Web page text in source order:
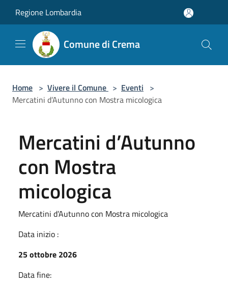
Regione Lombardia
Comune di Crema
Home > Vivere il Comune > Eventi >
Mercatini d’Autunno con Mostra micologica
Mercatini d’Autunno
con Mostra
micologica
Mercatini d’Autunno con Mostra micologica
Data inizio :
25 ottobre 2026
Data fine: